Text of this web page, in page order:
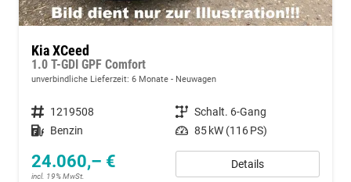
Kia XCeed
1.0 T-GDI GPF Comfort
unverbindliche Lieferzeit: 6 Monate Neuwagen
Fahrzeugnummer 1219508 Getriebe Schalt. 6-Gang
Kraftstoff Benzin Leistung 85 kW (116 PS)
24.060,– €
incl. 19% MwSt.
Details